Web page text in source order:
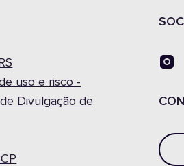
uso e risco -
Divulgação de